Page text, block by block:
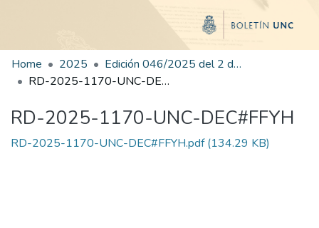
Home 2025
Edición 046/2025 del 2 de septiembre de 2025
RD-2025-1170-UNC-DEC#FFYH
RD-2025-1170-UNC-DEC#FFYH
RD-2025-1170-UNC-DEC#FFYH.pdf(134.29 KB)